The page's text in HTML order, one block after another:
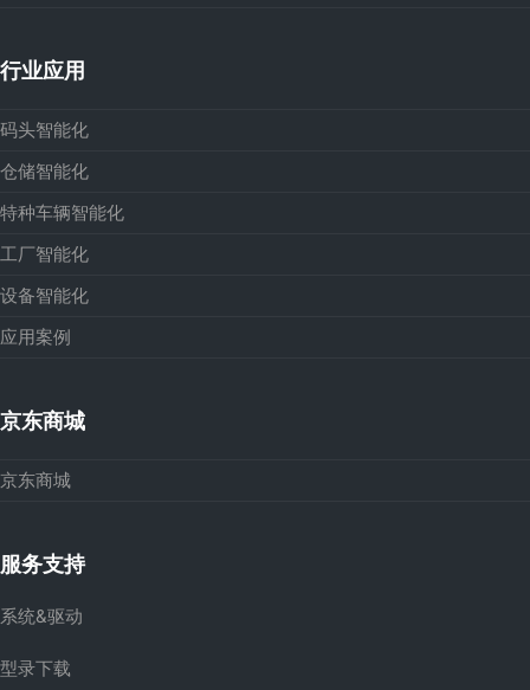
行业应用
码头智能化
仓储智能化
特种车辆智能化
工厂智能化
设备智能化
应用案例
京东商城
京东商城
服务支持
系统&驱动
型录下载